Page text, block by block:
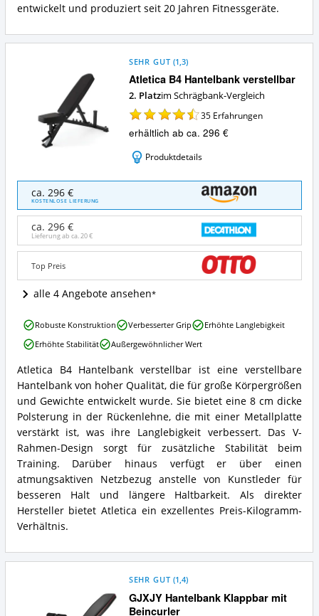
entwickelt und produziert seit 20 Jahren Fitnessgeräte.
Atletica B4 Hantelbank verstellbar
SEHR GUT (1,3)
2. Platzim Schrägbank-Vergleich
35 Erfahrungen
erhältlich ab ca. 296 €
Produktdetails
Atletica
Hantelbank
verstellbar
Angebote:
Wo
Schrägbank
erhältlich?
ca. 296 €
KOSTENLOSE LIEFERUNG
ca. 296 €
Lieferung ab ca.20 €
Top Preis
alle 4 Angebote ansehen
Atletica
B4
Hantelbank
verstellbar
Zusammenfassung:
Was
bietet
diese
Schrägbank?
Atletica B4 Hantelbank verstellbar ist eine verstellbare
Hantelbank von hoher Qualität, die für große Körpergrößen
und Gewichte entwickelt wurde. Sie bietet eine 8 cm dicke
Polsterung in der Rückenlehne, die mit einer Metallplatte
verstärkt ist, was ihre Langlebigkeit verbessert. Das V-
Rahmen-Design sorgt für zusätzliche Stabilität beim
Training. Darüber hinaus verfügt er über einen
atmungsaktiven Netzbezug anstelle von Kunstleder für
besseren Halt und längere Haltbarkeit. Als direkter
Hersteller bietet Atletica ein exzellentes Preis-Kilogramm-
Verhältnis.
Atletica
B4
Hantelbank
Vorteile:
Was
spricht
für
diese
Schrägbank?
Robuste Konstruktion Verbesserter Grip
Erhöhte Langlebigkeit
Erhöhte Stabilität
Außergewöhnlicher Wert
GJXJY Hantelbank Klappbar mit
Beincurler
SEHR GUT (1,4)